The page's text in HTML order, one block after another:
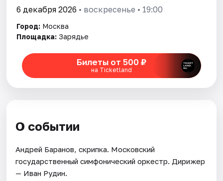
Рейтинги
6 декабря 2026 • воскресенье • 19:00
Город: Москва
Площадка: Зарядье
Билеты от 500 ₽
на Ticketland
О событии
Андрей Баранов, скрипка. Московский
государственный симфонический оркестр. Дирижер
— Иван Рудин.